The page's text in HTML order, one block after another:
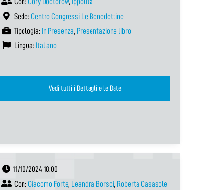
Sede: Centro Congressi Le Benedettine
Tipologia: In Presenza, Presentazione libro
Lingua: Italiano
Vedi tutti i Dettagli e le Date
11/10/2024 18:00
Con: Giacomo Forte, Leandra Borsci, Roberta Casasole